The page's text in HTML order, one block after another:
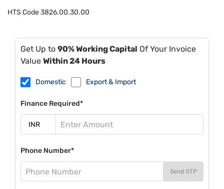
HTS Code3826.00.30.00
Get Up to 90% Working Capital Of Your Invoice
Value Within 24 Hours
Domestic Export & Import
Finance Required*
Phone Number*
Send OTP